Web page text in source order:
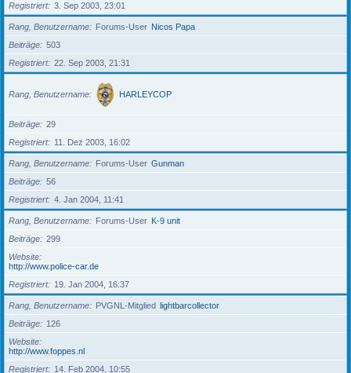
Registriert
3. Sep 2003, 23:01
Rang, Benutzername Forums-User Nicos Papa
Beiträge
503
Registriert
22. Sep 2003, 21:31
Rang, Benutzername HARLEYCOP
Beiträge
29
Registriert
11. Dez 2003, 16:02
Rang, Benutzername Forums-User Gunman
Beiträge
56
Registriert
4. Jan 2004, 11:41
Rang, Benutzername Forums-User K-9 unit
Beiträge
299
Website
http://www.police-car.de
Registriert
19. Jan 2004, 16:37
Rang, Benutzername PVGNL-Mitglied lightbarcollector
Beiträge
126
Website
http://www.foppes.nl
Registriert
14. Feb 2004, 10:55